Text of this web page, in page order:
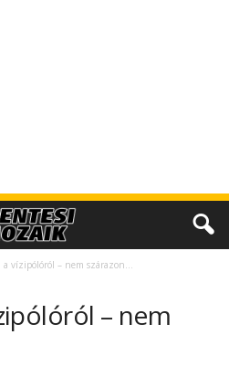
a vízipólóról – nem szárazon…
– nem